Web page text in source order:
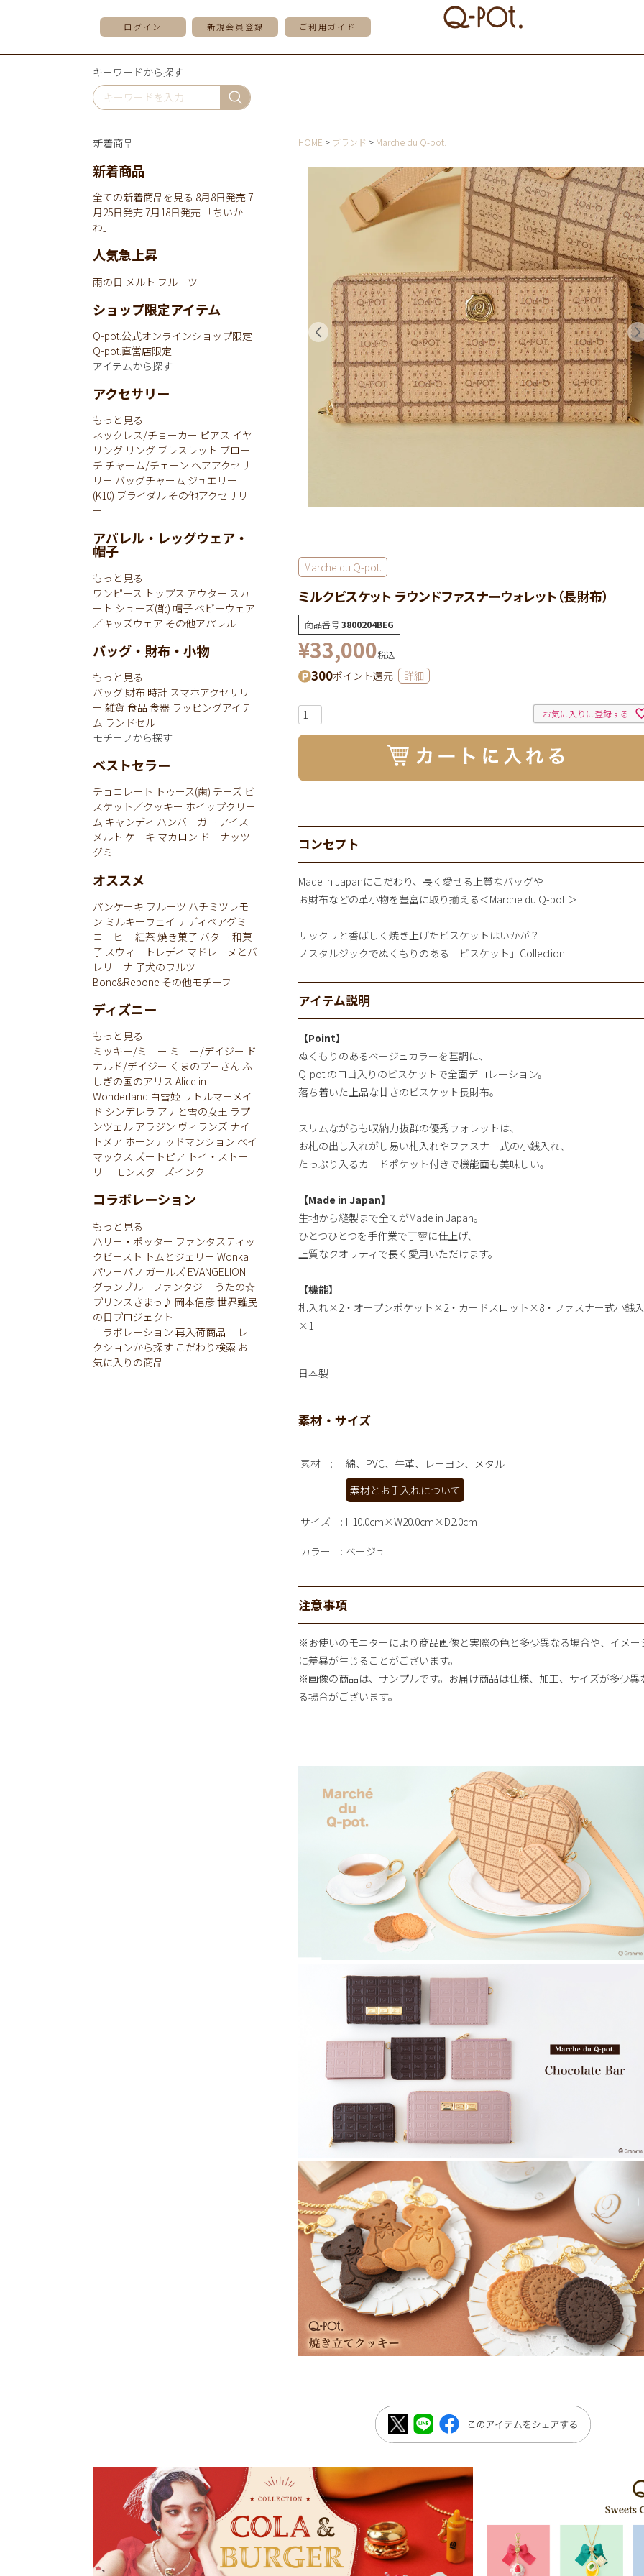
ログイン 新規会員登録 ご利用ガイド
キーワードから探す
HOME ブランド Marche du Q-pot.
Marche du Q-pot.
ミルクビスケット ラウンドファスナーウォレット（長財布）
商品番号3800204BEG
¥33,000税込
300ポイント還元 詳細
お気に入りに登録する
コンセプト
Made in Japanにこだわり、長く愛せる上質なバッグや
お財布などの革小物を豊富に取り揃える＜Marche du Q-pot.＞
サックリと香ばしく焼き上げたビスケットはいかが？
ノスタルジックでぬくもりのある「ビスケット」Collection
アイテム説明
【Point】
ぬくもりのあるベージュカラーを基調に、
Q-pot.のロゴ入りのビスケットで全面デコレーション。
落ち着いた上品な甘さのビスケット長財布。
スリムながらも収納力抜群の優秀ウォレットは、
お札の出し入れがし易い札入れやファスナー式の小銭入れ、
たっぷり入るカードポケット付きで機能面も美味しい。
【Made in Japan】
生地から縫製まで全てがMade in Japan。
ひとつひとつを手作業で丁寧に仕上げ、
上質なクオリティで長く愛用いただけます。
【機能】
札入れ×2・オープンポケット×2・カードスロット×8・ファスナー式小銭
×1
日本製
素材・サイズ
素材
綿、PVC、牛革、レーヨン、メタル
素材とお手入れについて
サイズ H10.0cm×W20.0cm×D2.0cm
カラー ベージュ
注意事項
※お使いのモニターにより商品画像と実際の色と多少異なる場合や、イメー
に差異が生じることがございます。
※画像の商品は、サンプルです。お届け商品は仕様、加工、サイズが多少異
る場合がございます。
新着商品
新着商品
全ての新着商品を見る 8月8日発売7
月25日発売7月18日発売 「ちいか
わ」
人気急上昇
雨の日 メルト フルーツ
ショップ限定アイテム
Q-pot.公式オンラインショップ限定
Q-pot.直営店限定
アイテムから探す
アクセサリー
もっと見る
ネックレス/チョーカー ピアス イヤ
リング リング ブレスレット ブロー
チ チャーム/チェーン ヘアアクセサ
リー バッグチャーム ジュエリー
(K10) ブライダル その他アクセサリ
ー
アパレル・レッグウェア・
帽子
もっと見る
ワンピース トップス アウター スカ
ート シューズ(靴) 帽子 ベビーウェア
／キッズウェア その他アパレル
バッグ・財布・小物
もっと見る
バッグ 財布 時計 スマホアクセサリ
ー 雑貨 食品 食器 ラッピングアイテ
ム ランドセル
モチーフから探す
ベストセラー
チョコレート トゥース(歯) チーズ ビ
スケット／クッキー ホイップクリー
ム キャンディ ハンバーガー アイス
メルト ケーキ マカロン ドーナッツ
グミ
オススメ
パンケーキ フルーツ ハチミツレモ
ン ミルキーウェイ テディベアグミ
コーヒー 紅茶焼き菓子 バター 和菓
子 スウィートレディ マドレーヌとバ
レリーナ 子犬のワルツ
Bone&Rebone その他モチーフ
ディズニー
もっと見る
ミッキー/ミニー ミニー/デイジー ド
ナルド/デイジー くまのプーさん ふ
しぎの国のアリス Alice in
Wonderland 白雪姫 リトルマーメイ
ド シンデレラ アナと雪の女王 ラプ
ンツェル アラジン ヴィランズ ナイ
トメア ホーンテッドマンション ベイ
マックス ズートピア トイ・ストー
リー モンスターズインク
コラボレーション
もっと見る
ハリー・ポッター ファンタスティッ
クビースト トムとジェリー Wonka
パワーパフ ガールズ EVANGELION
グランブルーファンタジー うたの☆
プリンスさまっ♪ 岡本信彦世界難民
の日プロジェクト
コラボレーション 再入荷商品 コレ
クションから探す こだわり検索 お
気に入りの商品